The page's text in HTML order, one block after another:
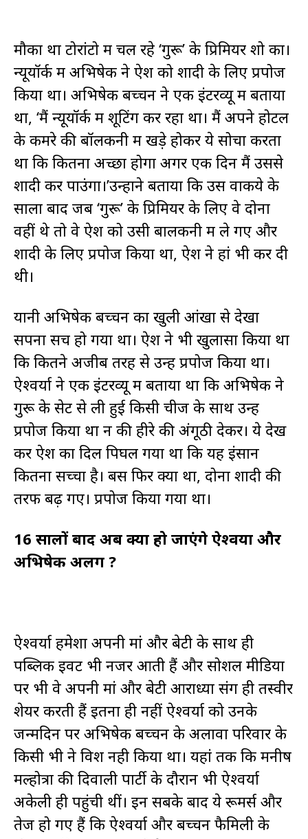
मौका था टोरांटो में चल रहे ‘गुरू’ के प्रिमियर शो का।
न्यूयॉर्क में अभिषेक ने ऐश को शादी के लिए प्रपोज
किया था। अभिषेक बच्चन ने एक इंटरव्यू में बताया
था, ‘मैं न्यूयॉर्क में शूटिंग कर रहा था। मैं अपने होटल
के कमरे की बॉलकनी में खड़े होकर ये सोचा करता
था कि कितना अच्छा होगा अगर एक दिन मैं उससे
शादी कर पाउंगा।’उन्होंने बताया कि उस वाकये के
सालों बाद जब ‘गुरू’ के प्रिमियर के लिए वे दोनों
वहीं थे तो वे ऐश को उसी बालकनी में ले गए और
शादी के लिए प्रपोज किया था, ऐश ने हां भी कर दी
थी।
यानी अभिषेक बच्चन का खुली आंखों से देखा
सपना सच हो गया था। ऐश ने भी खुलासा किया था
कि कितने अजीब तरह से उन्हें प्रपोज किया था।
ऐश्वर्या ने एक इंटरव्यू में बताया था कि अभिषेक ने
गुरू के सेट से ली हुई किसी चीज के साथ उन्हें
प्रपोज किया था न की हीरे की अंगूठी देकर। ये देख
कर ऐश का दिल पिघल गया था कि यह इंसान
कितना सच्चा है। बस फिर क्या था, दोनों शादी की
तरफ बढ़ गए। प्रपोज किया गया था।
16 सालों बाद अब क्या हो जाएंगे ऐश्वर्या और
अभिषेक अलग ?
ऐश्वर्या हमेशा अपनी मां और बेटी के साथ ही
पब्लिक इवेंट भी नजर आती हैं और सोशल मीडिया
पर भी वे अपनी मां और बेटी आराध्या संग ही तस्वीरें
शेयर करती हैं इतना ही नहीं ऐश्वर्या को उनके
जन्मदिन पर अभिषेक बच्चन के अलावा परिवार के
किसी भी ने विश नही किया था। यहां तक ​​कि मनीष
मल्होत्रा ​​की दिवाली पार्टी के दौरान भी ऐश्वर्या
अकेली ही पहुंची थीं। इन सबके बाद ये रूमर्स और
तेज हो गए हैं कि ऐश्वर्या और बच्चन फैमिली के